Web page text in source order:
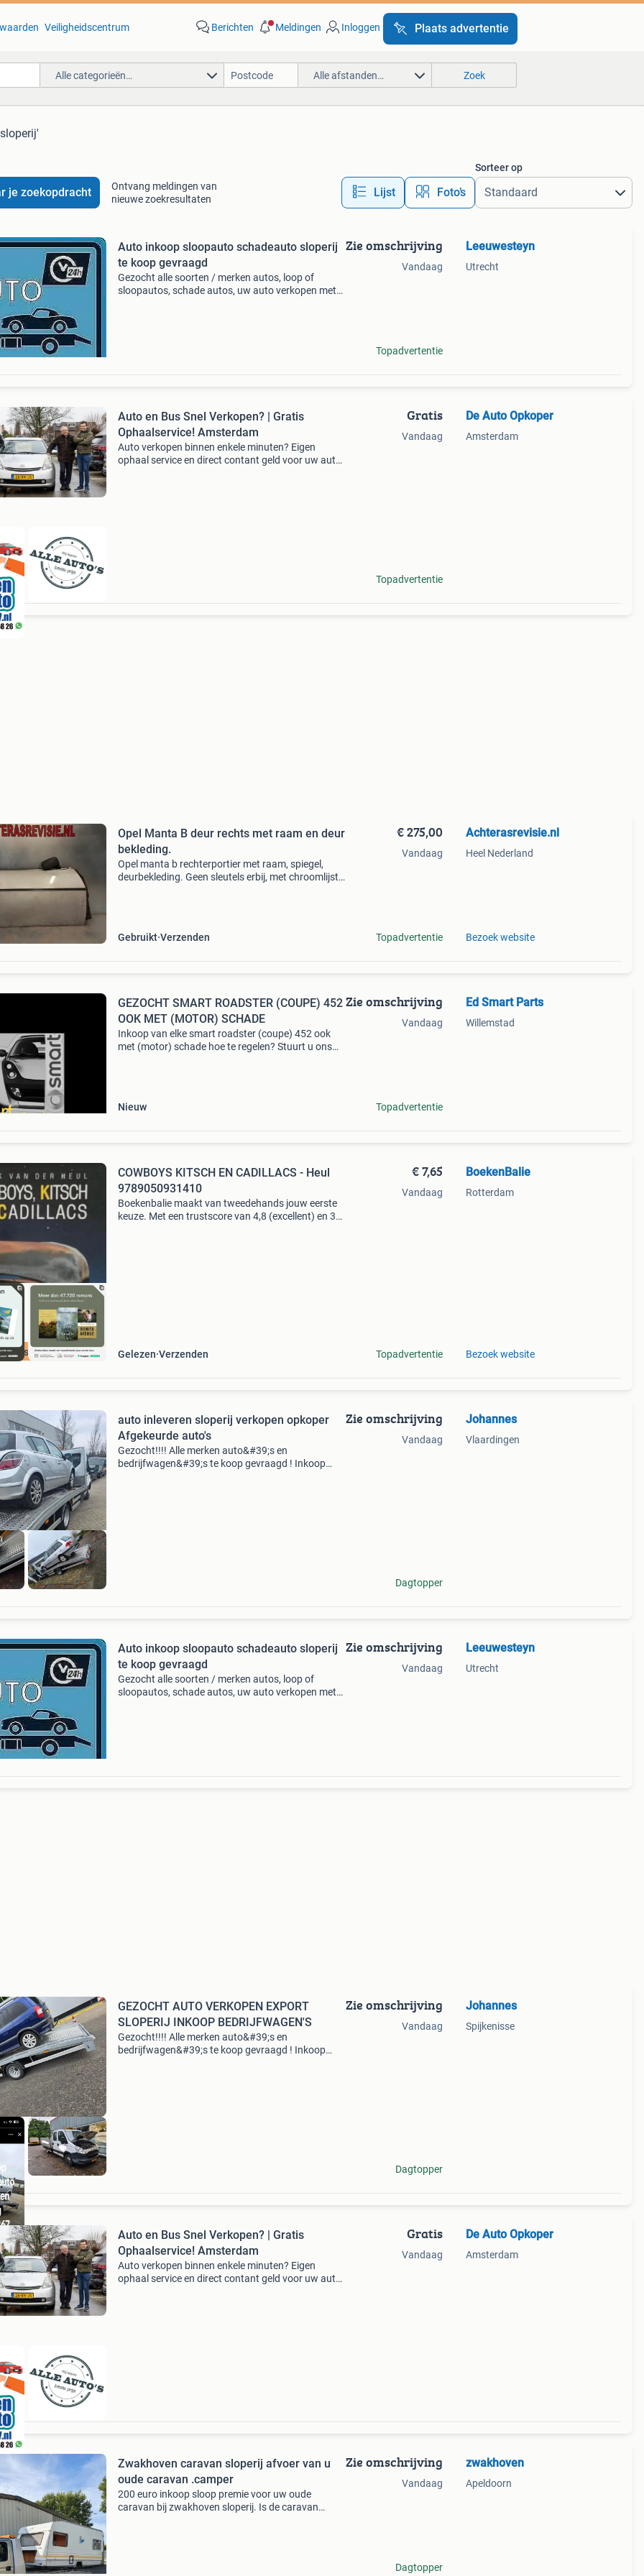
Veiligheidscentrum Berichten Meldingen Inloggen Plaats advertentie
Alle categorieën… Alle afstanden… Zoek
je zoekopdracht
Ontvang meldingen van
nieuwe zoekresultaten
Lijst Foto’s
Sorteer op
Auto inkoop sloopauto schadeauto sloperij
te koop gevraagd
Gezocht alle soorten / merken autos, loop of
sloopautos, schade autos, uw auto verkopen met
Zie omschrijving
Vandaag
Topadvertentie
Leeuwesteyn
Utrecht
Auto en Bus Snel Verkopen? | Gratis
Ophaalservice! Amsterdam
Auto verkopen binnen enkele minuten? Eigen
ophaal service en direct contant geld voor uw auto!
Gratis
Vandaag
Topadvertentie
De Auto Opkoper
Amsterdam
Opel Manta B deur rechts met raam en deur
bekleding.
Opel manta b rechterportier met raam, spiegel,
deurbekleding. Geen sleutels erbij, met chroomlijst,
Gebruikt Verzenden
€ 275,00
Vandaag
Topadvertentie
Achterasrevisie.nl
Heel Nederland
Bezoek website
GEZOCHT SMART ROADSTER (COUPE) 452
OOK MET (MOTOR) SCHADE
Inkoop van elke smart roadster (coupe) 452 ook
met (motor) schade hoe te regelen? Stuurt u ons
Nieuw
Zie omschrijving
Vandaag
Topadvertentie
Ed Smart Parts
Willemstad
prijs
COWBOYS KITSCH EN CADILLACS - Heul
9789050931410
Boekenbalie maakt van tweedehands jouw eerste
keuze. Met een trustscore van 4,8 (excellent) en 30
Gelezen Verzenden
€ 7,65
Vandaag
Topadvertentie
BoekenBalie
Rotterdam
Bezoek website
auto inleveren sloperij verkopen opkoper
Afgekeurde auto's
Gezocht!!!! Alle merken auto&#39;s en
bedrijfwagen&#39;s te koop gevraagd ! Inkoop
Zie omschrijving
Vandaag
Dagtopper
Johannes
Vlaardingen
Auto inkoop sloopauto schadeauto sloperij
te koop gevraagd
Gezocht alle soorten / merken autos, loop of
sloopautos, schade autos, uw auto verkopen met
Zie omschrijving
Vandaag
Leeuwesteyn
Utrecht
GEZOCHT AUTO VERKOPEN EXPORT
SLOPERIJ INKOOP BEDRIJFWAGEN'S
Gezocht!!!! Alle merken auto&#39;s en
bedrijfwagen&#39;s te koop gevraagd ! Inkoop
Zie omschrijving
Vandaag
Dagtopper
Johannes
Spijkenisse
Auto en Bus Snel Verkopen? | Gratis
Ophaalservice! Amsterdam
Auto verkopen binnen enkele minuten? Eigen
ophaal service en direct contant geld voor uw auto!
Gratis
Vandaag
De Auto Opkoper
Amsterdam
Zwakhoven caravan sloperij afvoer van u
oude caravan .camper
200 euro inkoop sloop premie voor uw oude
caravan bij zwakhoven sloperij. Is de caravan
Zie omschrijving
Vandaag
Dagtopper
zwakhoven
Apeldoorn